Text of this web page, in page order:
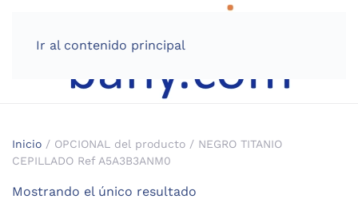
Ir al contenido principal
Inicio / OPCIONAL del producto / NEGRO TITANIO
CEPILLADO Ref A5A3B3ANM0
Mostrando el único resultado